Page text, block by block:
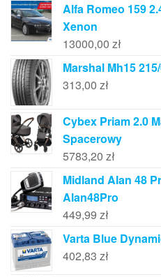
Alfa Romeo 159
Xenon
13000,00 zł
Marshal Mh15
313,00 zł
Cybex Priam 2.0
Spacerowy
5783,20 zł
Midland Alan 48
Alan48Pro
449,99 zł
Varta Blue
402,83 zł